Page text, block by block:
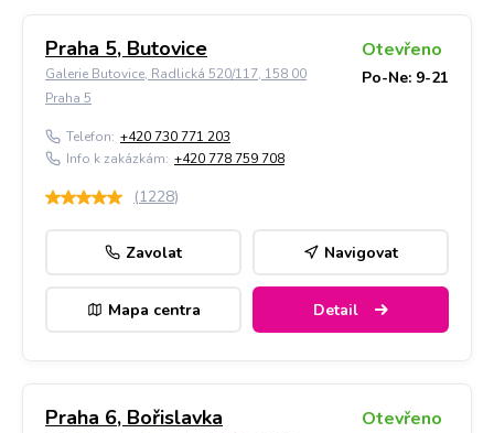
Praha 5, Butovice
Galerie Butovice, Radlická 520/117, 158 00
Praha 5
Otevřeno
Po-Ne: 9-21
Telefon: +420 730 771 203
Info k zakázkám: +420 778 759 708
(1228)
Zavolat Navigovat
Mapa centra Detail
Praha 6, Bořislavka Otevřeno